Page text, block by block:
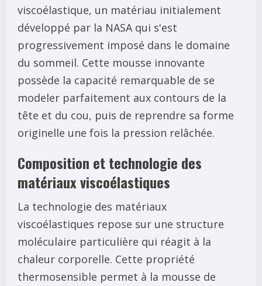
viscoélastique, un matériau initialement
développé par la NASA qui s'est
progressivement imposé dans le domaine
du sommeil. Cette mousse innovante
possède la capacité remarquable de se
modeler parfaitement aux contours de la
tête et du cou, puis de reprendre sa forme
originelle une fois la pression relâchée.
Composition et technologie des
matériaux viscoélastiques
La technologie des matériaux
viscoélastiques repose sur une structure
moléculaire particulière qui réagit à la
chaleur corporelle. Cette propriété
thermosensible permet à la mousse de